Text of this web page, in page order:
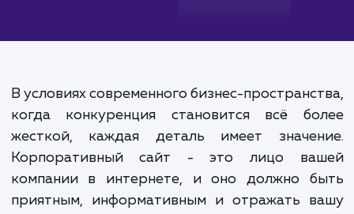
В условиях современного бизнес-
когда конкуренция становится всё
жесткой, каждая деталь имеет